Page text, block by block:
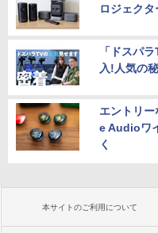
ロジェク
「ドスパ
入!人気の
エントリ
e Audioワ
く
本サイトのご利用について